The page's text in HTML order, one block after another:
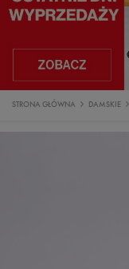
STRONA GŁÓWNA DAMSKIE